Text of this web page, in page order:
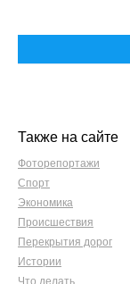
Также на сайте
Фоторепортажи
Спорт
Экономика
Происшествия
Перекрытия дорог
Истории
Что делать